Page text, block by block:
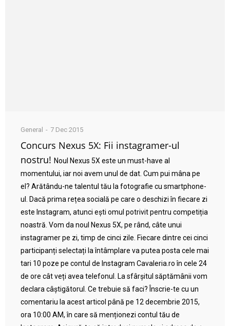
General 7 Dec 2015
Concurs Nexus 5X: Fii instagramer-ul
nostru! Noul Nexus 5X este un must-have al
momentului, iar noi avem unul de dat. Cum pui mâna pe
el? Arătându-ne talentul tău la fotografie cu smartphone-
ul. Dacă prima rețea socială pe care o deschizi în fiecare zi
este Instagram, atunci ești omul potrivit pentru competiția
noastră. Vom da noul Nexus 5X, pe rând, câte unui
instagramer pe zi, timp de cinci zile. Fiecare dintre cei cinci
participanți selectați la întâmplare va putea posta cele mai
tari 10 poze pe contul de Instagram Cavaleria.ro în cele 24
de ore cât veți avea telefonul. La sfârșitul săptămânii vom
declara câștigătorul. Ce trebuie să faci? Înscrie-te cu un
comentariu la acest articol până pe 12 decembrie 2015,
ora 10:00 AM, în care să menționezi contul tău de